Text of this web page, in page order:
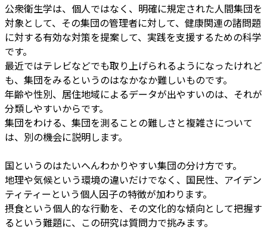
公衆衛生学は、個人ではなく、明確に規定された人間集団を
対象として、その集団の管理者に対して、健康関連の諸問題
に対する有効な対策を提案して、実践を支援するための科学
です。
最近ではテレビなどでも取り上げられるようになったけれど
も、集団をみるというのはなかなか難しいものです。
年齢や性別、居住地域によるデータが出やすいのは、それが
分類しやすいからです。
集団をわける、集団を測ることの難しさと複雑さについて
は、別の機会に説明します。
国というのはたいへんわかりやすい集団の分け方です。
地理や気候という環境の違いだけでなく、国民性、アイデン
ティティーという個人因子の特徴が加わります。
摂食という個人的な行動を、その文化的な傾向として把握す
るという難題に、この研究は質問力で挑みます。